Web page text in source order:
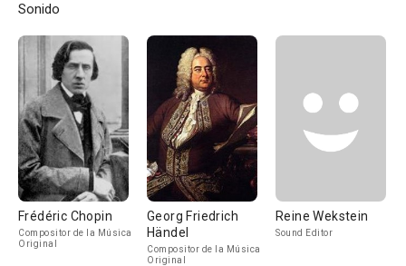
Sonido
Frédéric Chopin
Compositor de la Música
Original
Georg Friedrich
Händel
Compositor de la Música
Original
Reine Wekstein
Sound Editor